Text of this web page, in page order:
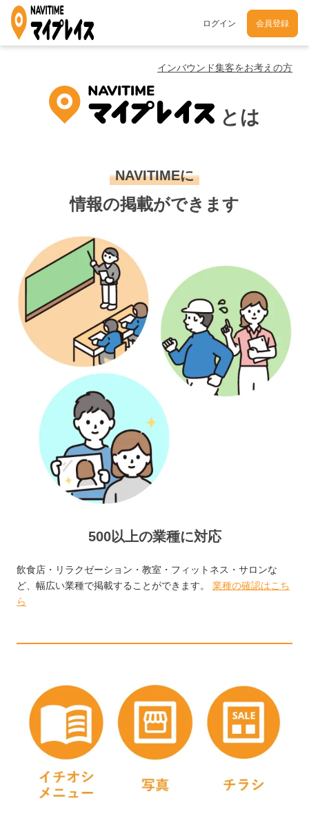
ログイン 会員登録
インバウンド集客をお考えの方
とは
NAVITIMEに
情報の掲載ができます
500以上の業種に対応
飲食店・リラクゼーション・教室・フィットネス・サロンな
ど、幅広い業種で掲載することができます。 業種の確認はこち
ら